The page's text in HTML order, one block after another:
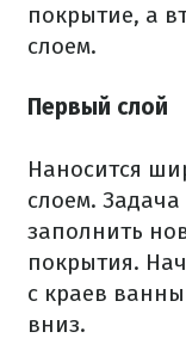
покрытие, а
слоем.
Первый слой
Наносится
слоем.
заполнить
покрытия.
с краев
вниз.